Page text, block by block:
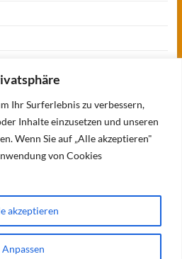
Ihr Surferlebnis zu verbessern,
Inhalte einzusetzen und unseren
Wenn Sie auf „Alle akzeptieren"
von Cookies
Anpassen
akzeptieren
& Messen
von:WordPress.
Meine Projekte